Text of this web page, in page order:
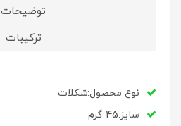
توضیحات
ترکیبات
نوع محصول:شکلات
سایز:45 گرم